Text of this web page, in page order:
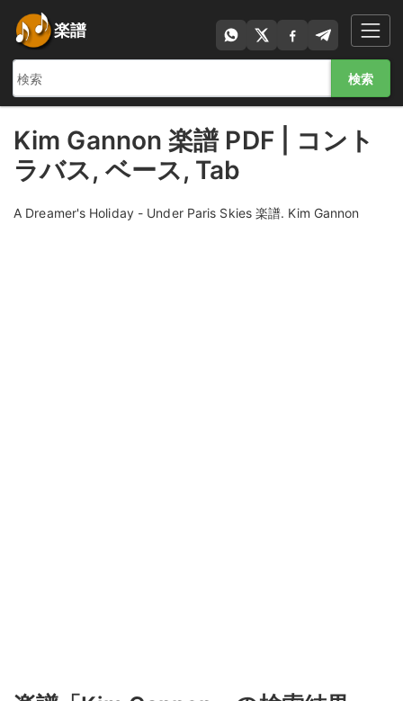
楽譜
検索
Kim Gannon 楽譜 PDF | コント
ラバス, ベース, Tab
A Dreamer's Holiday - Under Paris Skies 楽譜. Kim Gannon